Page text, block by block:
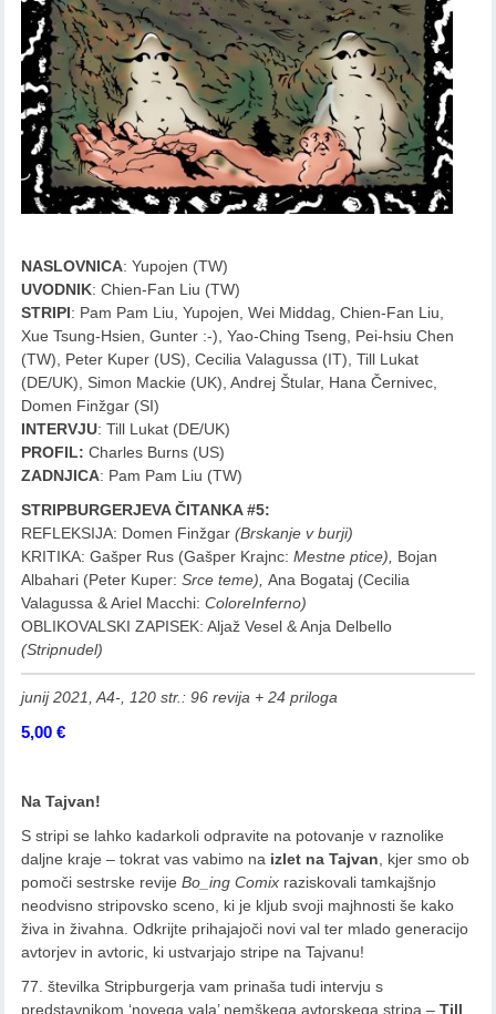
NASLOVNICA: Yupojen (TW)
UVODNIK: Chien-Fan Liu (TW)
STRIPI: Pam Pam Liu, Yupojen, Wei Middag, Chien-Fan Liu,
Xue Tsung-Hsien, Gunter :-), Yao-Ching Tseng, Pei-hsiu Chen
(TW), Peter Kuper (US), Cecilia Valagussa (IT), Till Lukat
(DE/UK), Simon Mackie (UK), Andrej Štular, Hana Černivec,
Domen Finžgar (SI)
INTERVJU: Till Lukat (DE/UK)
PROFIL:Charles Burns (US)
ZADNJICA: Pam Pam Liu (TW)
STRIPBURGERJEVA ČITANKA #5:
REFLEKSIJA: Domen Finžgar (Brskanje v burji)
KRITIKA: Gašper Rus (Gašper Krajnc:Mestne ptice), Bojan
Albahari (Peter Kuper:Srce teme),Ana Bogataj (Cecilia
Valagussa & Ariel Macchi:ColoreInferno)
OBLIKOVALSKI ZAPISEK: Aljaž Vesel & Anja Delbello
(Stripnudel)
junij 2021, A4-, 120 str.: 96 revija + 24 priloga
5,00€
Na Tajvan!
S stripi se lahko kadarkoli odpravite na potovanje v raznolike
daljne kraje – tokrat vas vabimo na izlet na Tajvan , kjer smo ob
pomoči sestrske revijeBo_ing Comix raziskovali tamkajšnjo
neodvisno stripovsko sceno, ki je kljub svoji majhnosti še kako
živa in živahna. Odkrijte prihajajoči novi val ter mlado generacijo
avtorjev in avtoric, ki ustvarjajo stripe na Tajvanu!
77. številka Stripburgerja vam prinaša tudi intervju s
predstavnikom ‘novega vala’ nemškega avtorskega stripa –Till